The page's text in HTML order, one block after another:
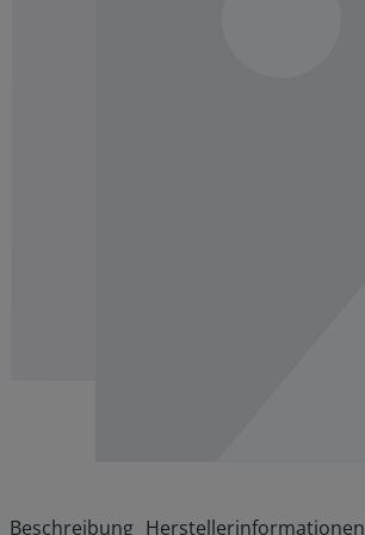
Beschreibung Herstellerinformationen